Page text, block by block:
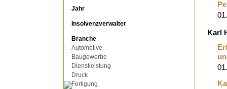
Jahr
Insolvenzverwalter
Branche
Automotive
Baugewerbe
Dienstleistung
Druck
Fertigung
Karl